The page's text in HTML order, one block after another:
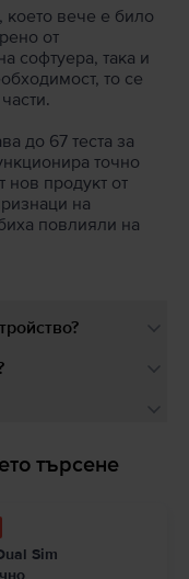
което вече е било
от
софтуера, така и
то се
до 67 теста за
точно
нов продукт от
на
повлияли на
търсене
Sim